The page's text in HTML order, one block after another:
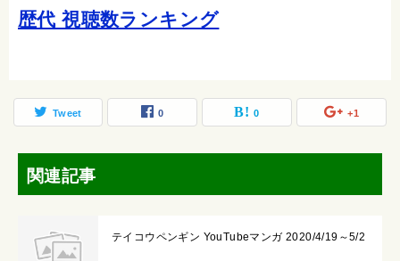
歴代 視聴数ランキング
Tweet 0 0 +1
関連記事
テイコウペンギン YouTubeマンガ 2020/4/19～5/2